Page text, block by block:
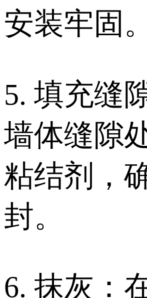
安装牢固。
5. 填充缝
墙体缝隙
粘结剂，
封。
6. 抹灰：